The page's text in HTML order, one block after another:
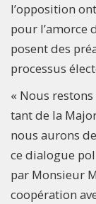
l’opposition
pour l’amorce
posent des
processus
« Nous
tant de la
nous aurons
ce dialogue
par Monsieur
coopération